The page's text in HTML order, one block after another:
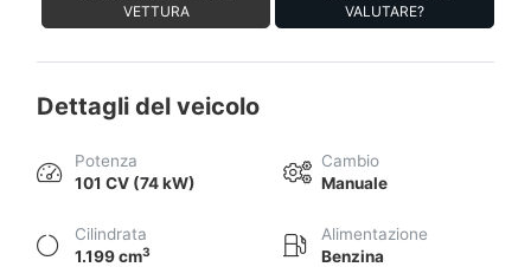
VETTURA
VALUTARE?
Dettagli del veicolo
Potenza
101 CV (74 kW)
Cambio
Manuale
Cilindrata
1.199 cm3
Alimentazione
Benzina